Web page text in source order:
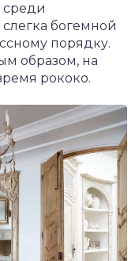
среди
богемной
порядку.
образом, на
рококо.